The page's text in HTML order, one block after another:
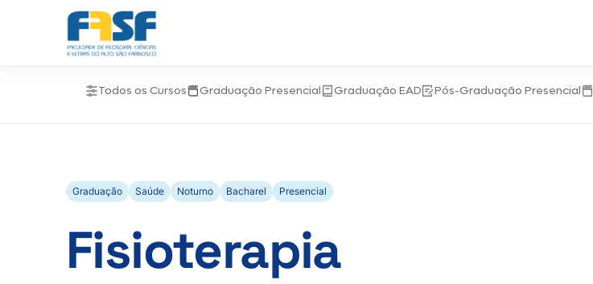
Todos os Cursos Graduação Presencial Graduação EAD Pós-Graduação Presencial
Graduação Saúde Noturno Bacharel Presencial
Fisioterapia